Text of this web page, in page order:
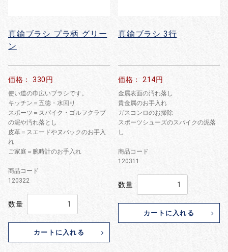
真鍮ブラシ プラ柄 グリー
ン
価格： 330円
使い道の巾広いブラシです。
キッチン＝五徳・水回り
スポーツ＝スパイク・ゴルフクラブ
の泥や汚れ落とし
皮革＝スエードやヌバックのお手入
れ
ご家庭＝腕時計のお手入れ
商品コード
120322
数量
カートに入れる
真鍮ブラシ 3行
価格： 214円
金属表面の汚れ落し
貴金属のお手入れ
ガスコンロのお掃除
スポーツシューズのスパイクの泥落
し
商品コード
120311
数量
カートに入れる